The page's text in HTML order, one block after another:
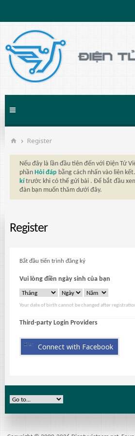
Register
Nếu đây là lần đầu tiên đến với Điện Tử
phần Hỏi đáp bằng cách nhấn vào liên
kí trước khi có thể gửi bài . Để bắt đầu
đàn bạn muốn thăm dưới đây.
Register
Bắt đầu tiến trình đăng ký
Vui lòng điền ngày sinh của bạn
Your date of birth cannot be changed after
Third-party Login Providers
Connect with Facebook